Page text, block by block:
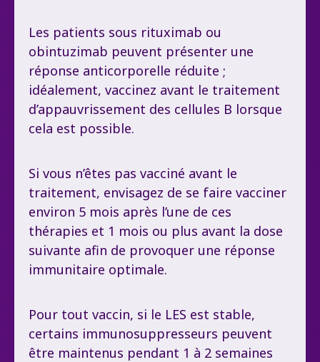
Les patients sous rituximab ou
obintuzimab peuvent présenter une
réponse anticorporelle réduite ;
idéalement, vaccinez avant le traitement
d’appauvrissement des cellules B lorsque
cela est possible.
Si vous n’êtes pas vacciné avant le
traitement, envisagez de se faire vacciner
environ 5 mois après l’une de ces
thérapies et 1 mois ou plus avant la dose
suivante afin de provoquer une réponse
immunitaire optimale.
Pour tout vaccin, si le LES est stable,
certains immunosuppresseurs peuvent
être maintenus pendant 1 à 2 semaines